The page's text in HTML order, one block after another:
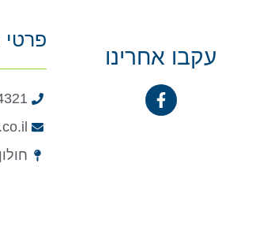
עקבו אחרינו
חולון